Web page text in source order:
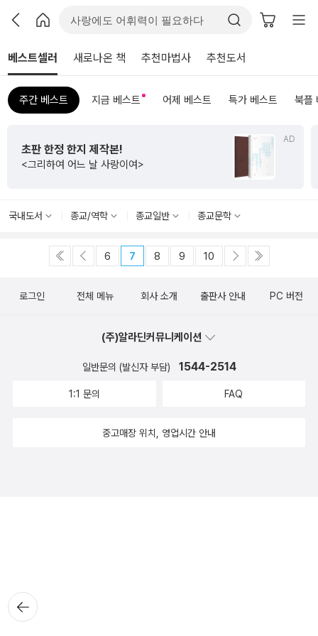
베스트셀러 새로나온 책 추천마법사 추천도서
주간 베스트 지금 베스트 어제 베스트 특가 베스트 북플
AD
초판 한정 한지 제작본!
<그리하여 어느 날 사랑이여>
국내도서 종교/역학 종교일반 종교문학
6 7 8 9 10
뒤로가
기
로그인 전체 메뉴 회사 소개 출판사 안내 PC 버전
(주)알라딘커뮤니케이션
일반문의 (발신자 부담) 1544-2514
1:1 문의 FAQ
중고매장 위치, 영업시간 안내